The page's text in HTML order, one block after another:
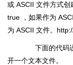
或 ASCII 文件方式
true ，如果作为
为 ASCII 文件。
下面的代码说
开一个文本文件。